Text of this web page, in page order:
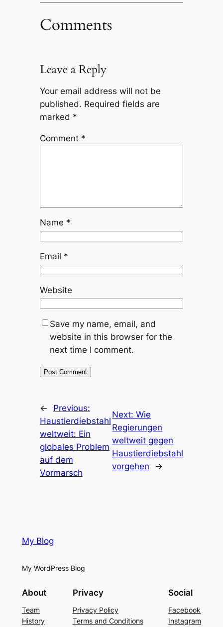
Comments
Leave a Reply
Your email address will not be
published. Required fields are
marked *
Comment *
Name *
Email *
Website
Save my name, email, and
website in this browser for the
next time I comment.
←
Previous:
Haustierdiebstahl
weltweit: Ein
globales Problem
auf dem
Vormarsch
Next:Wie
Regierungen
weltweit gegen
Haustierdiebstahl
vorgehen
→
My Blog
My WordPress Blog
About
Team
History
Privacy
Privacy Policy
Terms and Conditions
Social
Facebook
Instagram